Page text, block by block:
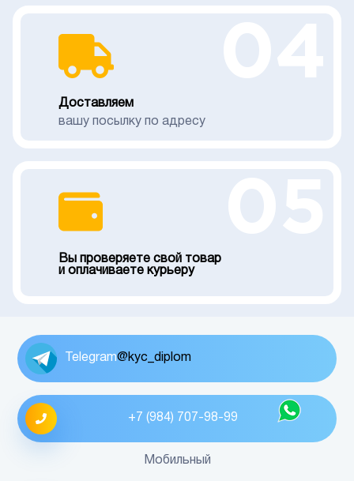
Доставляем
вашу посылку по адресу
Вы проверяете свой товар
и оплачиваете курьеру
Telegram@kyc_diplom
+7 (984) 707-98-99
Мобильный